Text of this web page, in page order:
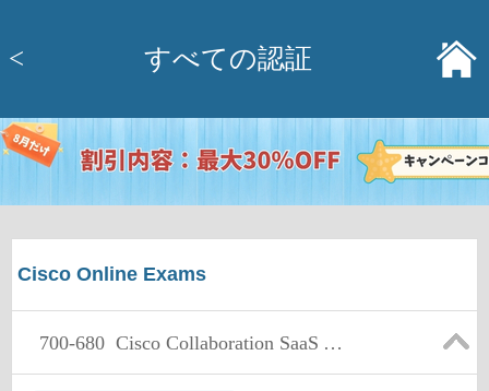
< すべての認証
Cisco Online Exams
700-680 Cisco Collaboration SaaS Authorization (CSaaS) Exam